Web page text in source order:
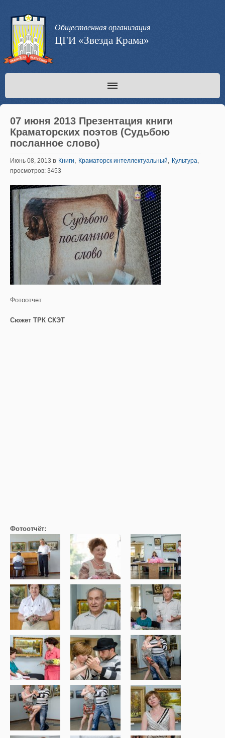
Общественная организация
ЦГИ «Звезда Крама»
07 июня 2013 Презентация книги
Краматорских поэтов (Судьбою
посланное слово)
Июнь 08, 2013 в Книги, Краматорск интеллектуальный, Культура,
просмотров: 3453
Фотоотчет
Сюжет ТРК СКЭТ
Фотоотчёт: